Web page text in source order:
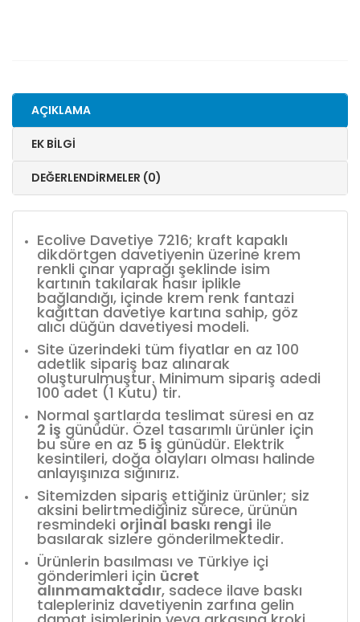
AÇIKLAMA
EK BILGI
DEĞERLENDIRMELER (0)
Ecolive Davetiye 7216; kraft kapaklı
dikdörtgen davetiyenin üzerine krem
renkli çınar yaprağı şeklinde isim
kartının takılarak hasır iplikle
bağlandığı, içinde krem renk fantazi
kağıttan davetiye kartına sahip, göz
alıcı düğün davetiyesi modeli.
Site üzerindeki tüm fiyatlar en az 100
adetlik sipariş baz alınarak
oluşturulmuştur. Minimum sipariş adedi
100 adet (1 Kutu) tir.
Normal şartlarda teslimat süresi en az
2 iş günüdür. Özel tasarımlı ürünler için
bu süre en az 5 iş günüdür. Elektrik
kesintileri, doğa olayları olması halinde
anlayışınıza sığınırız.
Sitemizden sipariş ettiğiniz ürünler; siz
aksini belirtmediğiniz sürece, ürünün
resmindeki orjinal baskı rengi ile
basılarak sizlere gönderilmektedir.
Ürünlerin basılması ve Türkiye içi
gönderimleri için ücret
alınmamaktadır, sadece ilave baskı
talepleriniz davetiyenin zarfına gelin